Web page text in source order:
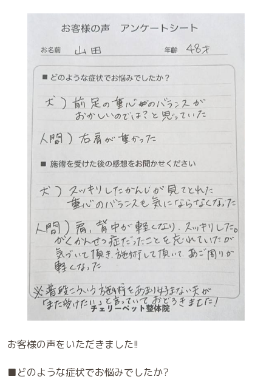
お客様の声をいただきました!!
■どのような症状でお悩みでしたか?